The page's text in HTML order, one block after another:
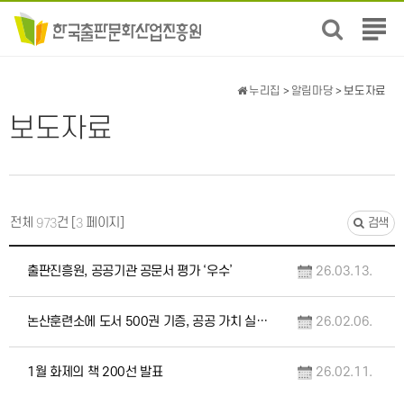
전
뉴
보도자료
누리집 > 알림마당 > 보도자료
전체 973건 [ 3페이지] 검색
출판진흥원, 공공기관 공문서 평가 ‘우수’ 26.03.13.
논산훈련소에 도서 500권 기증, 공공 가치 실현과 독서문화 확산 나서 26.02.06.
1월 화제의 책 200선 발표 26.02.11.